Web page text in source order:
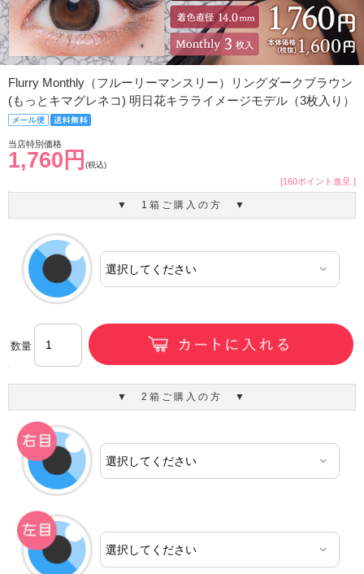
Flurry Monthly（フルーリーマンスリー）リングダークブラウン
(もっとキマグレネコ) 明日花キラライメージモデル（3枚入り）
当店特別価格
1,760円 (税込)
[160ポイント進呈 ]
▼ 1箱ご購入の方 ▼
数量
▼ 2箱ご購入の方 ▼